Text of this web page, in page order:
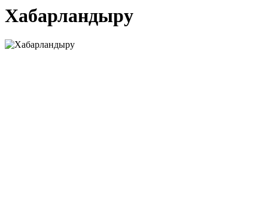
Хабарландыру